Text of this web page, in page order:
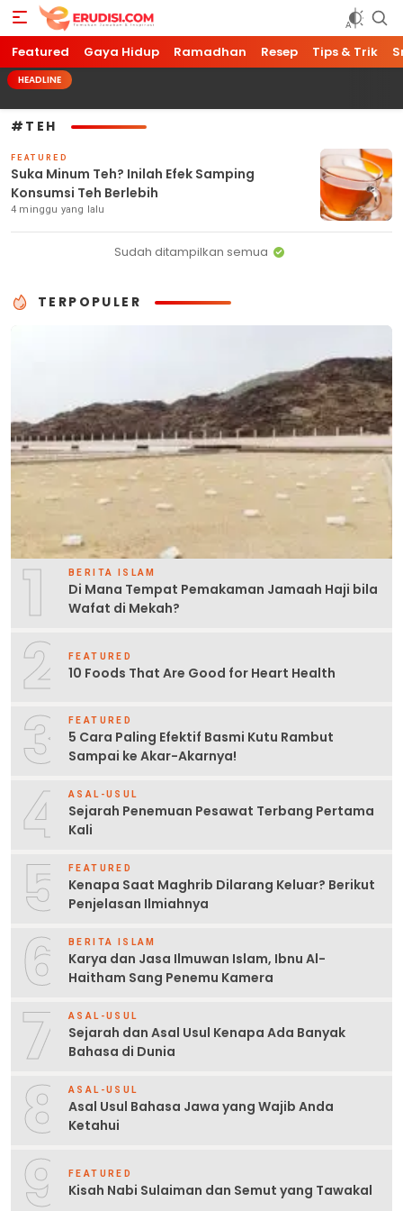
Erudisi
Temukan Jawaban dan Inspirasi
Featured Gaya Hidup Ramadhan Resep Tips & Trik
HEADLINE
#TEH
FEATURED
Suka Minum Teh? Inilah Efek Samping
Konsumsi Teh Berlebih
4 minggu yang lalu
Sudah ditampilkan semua
TERPOPULER
1 BERITA ISLAM
Di Mana Tempat Pemakaman Jamaah Haji bila
Wafat di Mekah?
2 FEATURED
10 Foods That Are Good for Heart Health
3 FEATURED
5 Cara Paling Efektif Basmi Kutu Rambut
Sampai ke Akar-Akarnya!
4 ASAL-USUL
Sejarah Penemuan Pesawat Terbang Pertama
Kali
5 FEATURED
Kenapa Saat Maghrib Dilarang Keluar? Berikut
Penjelasan Ilmiahnya
6 BERITA ISLAM
Karya dan Jasa Ilmuwan Islam, Ibnu Al-
Haitham Sang Penemu Kamera
7 ASAL-USUL
Sejarah dan Asal Usul Kenapa Ada Banyak
Bahasa di Dunia
8 ASAL-USUL
Asal Usul Bahasa Jawa yang Wajib Anda
Ketahui
9 FEATURED
Kisah Nabi Sulaiman dan Semut yang Tawakal